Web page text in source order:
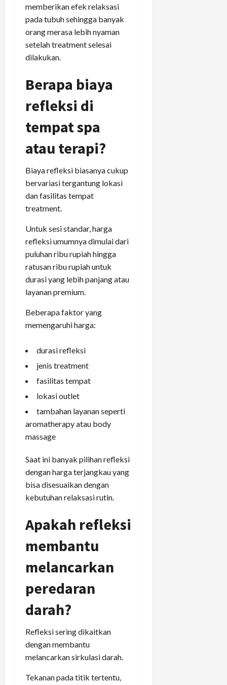
memberikan efek relaksasi
pada tubuh sehingga banyak
orang merasa lebih nyaman
setelah treatment selesai
dilakukan.
Berapa biaya
refleksi di
tempat spa
atau terapi?
Biaya refleksi biasanya cukup
bervariasi tergantung lokasi
dan fasilitas tempat
treatment.
Untuk sesi standar, harga
refleksi umumnya dimulai dari
puluhan ribu rupiah hingga
ratusan ribu rupiah untuk
durasi yang lebih panjang atau
layanan premium.
Beberapa faktor yang
memengaruhi harga:
durasi refleksi
jenis treatment
fasilitas tempat
lokasi outlet
tambahan layanan seperti
aromatherapy atau body
massage
Saat ini banyak pilihan refleksi
dengan harga terjangkau yang
bisa disesuaikan dengan
kebutuhan relaksasi rutin.
Apakah refleksi
membantu
melancarkan
peredaran
darah?
Refleksi sering dikaitkan
dengan membantu
melancarkan sirkulasi darah.
Tekanan pada titik tertentu,